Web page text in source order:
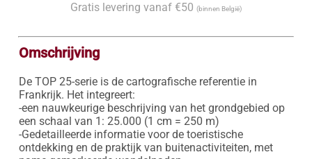
Gratis levering vanaf €50 (binnen België)
Omschrijving
De TOP 25-serie is de cartografische referentie in
Frankrijk. Het integreert:
-een nauwkeurige beschrijving van het grondgebied op
een schaal van 1: 25.000 (1 cm = 250 m)
-Gedetailleerde informatie voor de toeristische
ontdekking en de praktijk van buitenactiviteiten, met